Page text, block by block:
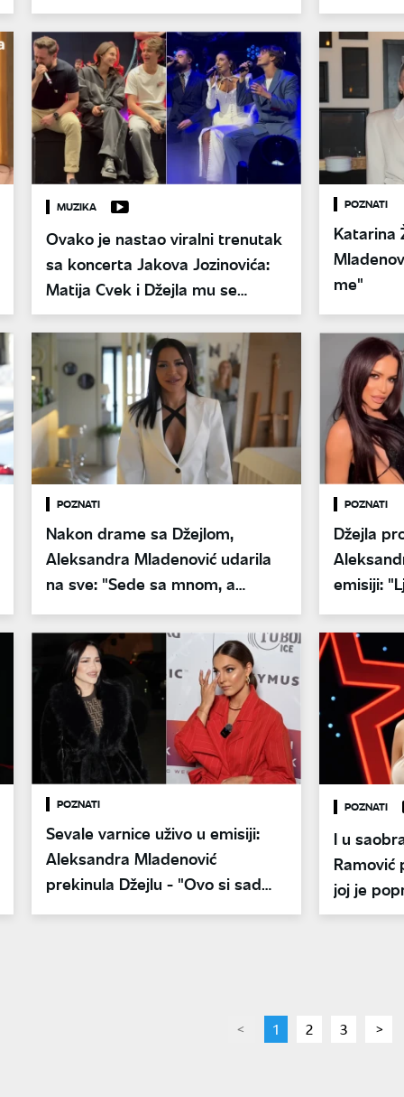
MUZIKA
Ovako je nastao viralni trenutak
sa koncerta Jakova Jozinovića:
Matija Cvek i Džejla mu se
pridružili na sceni
POZNATI
Katarina
me"
POZNATI
Nakon drame sa Džejlom,
Aleksandra Mladenović udarila
na sve: "Sede sa mnom, a
POZNATI
Džejla
emisiji:
POZNATI
Sevale varnice uživo u emisiji:
Aleksandra Mladenović
prekinula Džejlu - "Ovo si sad
POZNATI
I u
joj je
pageYou're
1 page
2 page
3 page